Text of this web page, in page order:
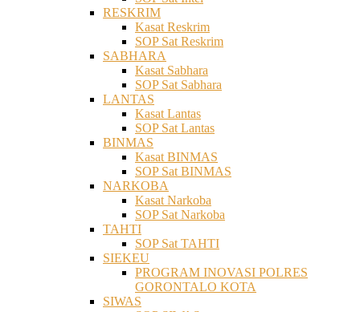
RESKRIM
Kasat Reskrim
SOP Sat Reskrim
SABHARA
Kasat Sabhara
SOP Sat Sabhara
LANTAS
Kasat Lantas
SOP Sat Lantas
BINMAS
Kasat BINMAS
SOP Sat BINMAS
NARKOBA
Kasat Narkoba
SOP Sat Narkoba
TAHTI
SOP Sat TAHTI
SIEKEU
PROGRAM INOVASI POLRES
GORONTALO KOTA
SIWAS